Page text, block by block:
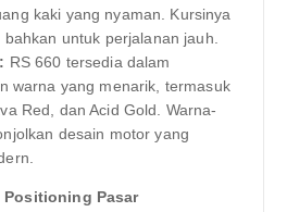
kaki yang nyaman. Kursinya
untuk perjalanan jauh.
RS 660 tersedia dalam
warna yang menarik, termasuk
Red, dan Acid Gold. Warna-
desain motor yang
Positioning Pasar